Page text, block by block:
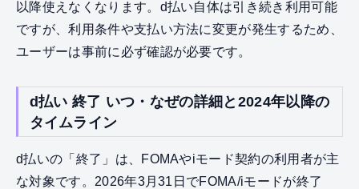
以降使えなくなります。d払い自体は引き続き利用可能
ですが、利用条件や支払い方法に変更が発生するため、
ユーザーは事前に必ず確認が必要です。
d払い 終了 いつ・なぜの詳細と2024年以降の
タイムライン
d払いの「終了」は、FOMAやiモード契約の利用者が主
な対象です。2026年3月31日でFOMA/iモードが終了